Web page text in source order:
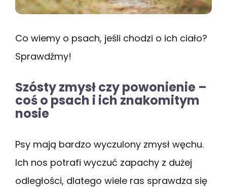
Co wiemy o psach, jeśli chodzi o ich ciało?
Sprawdźmy!
Szósty zmysł czy powonienie –
coś o psach i ich znakomitym
nosie
Psy mają bardzo wyczulony zmysł węchu.
Ich nos potrafi wyczuć zapachy z dużej
odległości, dlatego wiele ras sprawdza się